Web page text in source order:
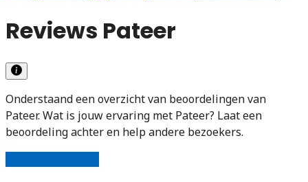
Reviews Pateer
Onderstaand een overzicht van beoordelingen van
Pateer. Wat is jouw ervaring met Pateer? Laat een
beoordeling achter en help andere bezoekers.